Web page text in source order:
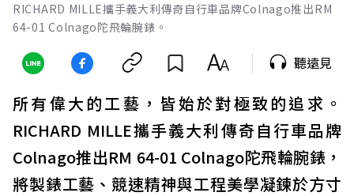
RICHARD MILLE攜手義大利傳奇自行車品牌Colnago推出RM
64-01 Colnago陀飛輪腕錶。
聽遠見
所有偉大的工藝，皆始於對極致的追求。
RICHARD MILLE攜手義大利傳奇自行車品牌
Colnago推出RM 64-01 Colnago陀飛輪腕錶，
將製錶工藝、競速精神與工程美學凝鍊於方寸